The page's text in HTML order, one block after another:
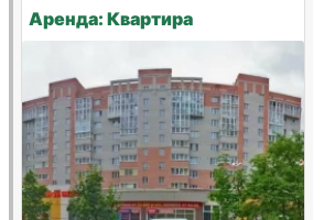
Аренда: Квартира